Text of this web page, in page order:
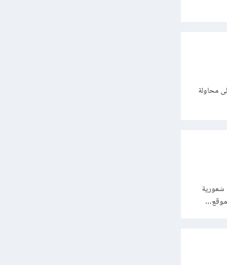
محاولة
شعورية
موقع…